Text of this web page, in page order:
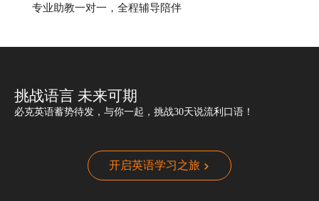
专业助教一对一，全程辅导陪伴
挑战语言 未来可期
必克英语蓄势待发，与你一起，挑战30天说流利口语！
开启英语学习之旅 